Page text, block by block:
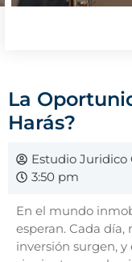
La
Harás?
Estudio Juridico
3:50 pm
En el mundo
esperan. Cada día,
inversión surgen,